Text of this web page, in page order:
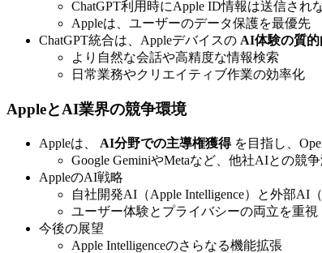
ChatGPT利用時にApple ID情報は送信され
Appleは、ユーザーのデータ保護を最優先
ChatGPT統合は、Appleデバイスの AI体験の質的
より自然な会話や高精度な情報検索
日常業務やクリエイティブ作業の効率化
AppleとAI業界の競争環境
Appleは、 AI分野での主導権獲得を目指し、
Google GeminiやMetaなど、他社AIとの競
AppleのAI戦略
自社開発AI（Apple Intelligence）と外部AI
ユーザー体験とプライバシーの両立を重視
今後の展望
Apple Intelligenceのさらなる機能拡張